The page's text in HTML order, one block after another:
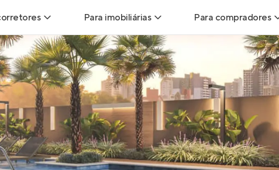
para Corretores
imobiliárias
de Corretores
Para imobiliárias
Leads para Imobiliárias
Hub de imobiliárias
Anunciar imóveis
Para compradores
Buscar um
Calcule seu
Comprar x Alugar
Correção do